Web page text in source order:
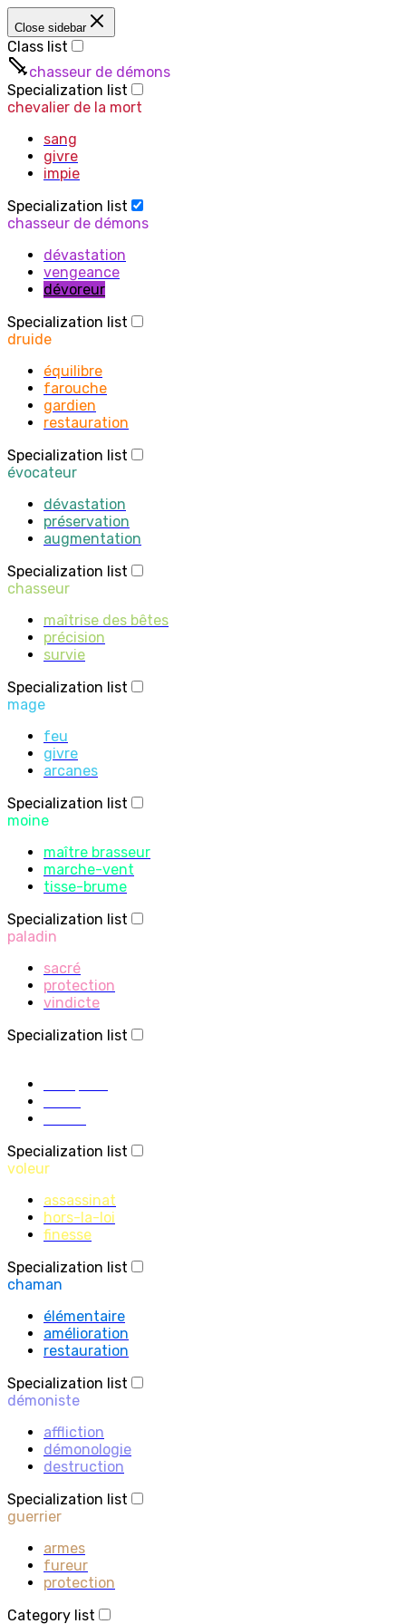
Close sidebar
Class list
chasseur de démons
Specialization list
chevalier de la mort
sang
givre
impie
Specialization list
chasseur de démons
dévastation
vengeance
dévoreur
Specialization list
druide
équilibre
farouche
gardien
restauration
Specialization list
évocateur
dévastation
préservation
augmentation
Specialization list
chasseur
maîtrise des bêtes
précision
survie
Specialization list
mage
feu
givre
arcanes
Specialization list
moine
maître brasseur
marche-vent
tisse-brume
Specialization list
paladin
sacré
protection
vindicte
Specialization list
Specialization list
voleur
assassinat
hors-la-loi
finesse
Specialization list
chaman
élémentaire
amélioration
restauration
Specialization list
démoniste
affliction
démonologie
destruction
Specialization list
guerrier
armes
fureur
protection
Category list